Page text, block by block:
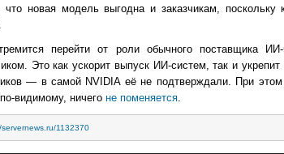
что новая модель выгодна и заказчикам,
перейти от роли обычного поставщика ИИ-
Это как ускорит выпуск ИИ-систем, так и
— в самой NVIDIA её не подтверждали. При
видимому, ничего не поменяется.
1132370